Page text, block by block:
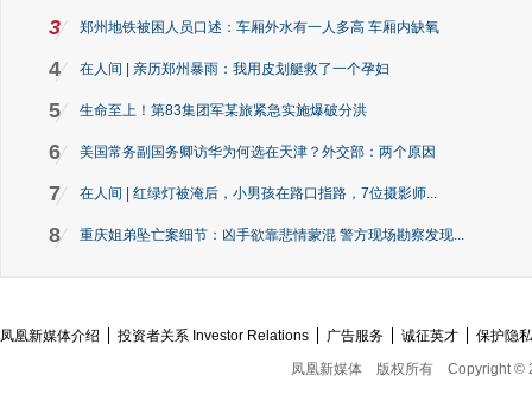
3 郑州地铁被困人员口述：车厢外水有一人多高 车厢内缺氧
4 在人间 | 亲历郑州暴雨：我用皮划艇救了一个孕妇
5 生命至上！第83集团军某旅紧急实施爆破分洪
6 美国常务副国务卿访华为何选在天津？外交部：两个原因
7 在人间 | 红绿灯被淹后，小男孩在路口指路，7位摄影师...
8 重庆姐弟坠亡案细节：凶手欲靠悲情蒙混 警方现场勘察发现...
凤凰新媒体介绍 投资者关系 Investor Relations 广告服务 诚征英才
保护隐
凤凰新媒体
版权所有 Copyright ©